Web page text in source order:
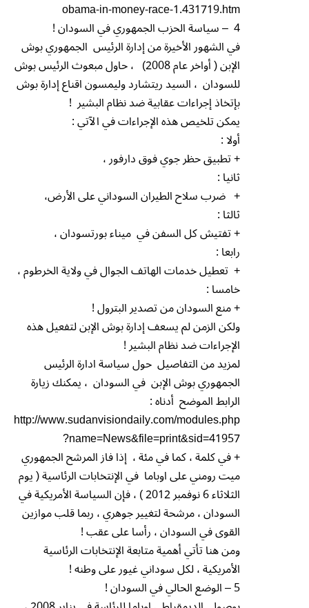
obama-in-money-race-1.431719.htm
4 – سياسة الحزب الجمهوري في السودان !
في الشهور الأخيرة من إدارة الرئيس الجمهوري بوش
الإبن ( أواخر عام 2008) ، حاول مبعوث الرئيس بوش
للسودان ، السيد ريتشارد وليمسون اقناع إدارة بوش
بإتخاذ إجراءات عقابية ضد نظام البشير !
يمكن تلخيص هذه الإجراءات في الآتي :
أولا :
+ تطبيق حظر جوي فوق دارفور ،
ثانيا :
+ ضرب سلاح الطيران السوداني على الأرض،
ثالثا :
+ تفتيش كل السفن في ميناء بورتسودان ،
رابعا :
+ تعطيل خدمات الهاتف الجوال في ولاية الخرطوم ،
خامسا :
+ منع السودان من تصدير البترول !
ولكن الزمن لم يسعف إدارة بوش الإبن لتفعيل هذه
الإجراءات ضد نظام البشير !
لمزيد من التفاصيل حول سياسة ادارة الرئيس
الجمهوري بوش الإبن في السودان ، يمكنك زيارة
الرابط الموضح أدناه :
http://www.sudanvisiondaily.com/modules.php
?name=News&file=print&sid=41957
+ في كلمة ، كما في مئة ، إذا فاز المرشح الجمهوري
ميت رومني على اوباما في الإنتخابات الرئاسية ( يوم
الثلاثاء 6 نوفمبر 2012 ) ، فإن السياسة الأمريكية في
السودان ، مرشحة لتغيير جوهري ، ربما قلب موازين
القوى في السودان ، رأسا على عقب !
ومن هنا تأتي أهمية متابعة الإنتخابات الرئاسية
الأمريكية ، لكل سوداني غيور على وطنه !
5 – الوضع الحالي في السودان !